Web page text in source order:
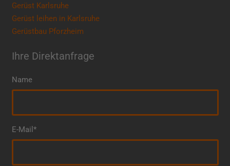
Gerüst Karlsruhe
Gerüst leihen in Karlsruhe
Gerüstbau Pforzheim
Ihre Direktanfrage
Name
E-Mail*